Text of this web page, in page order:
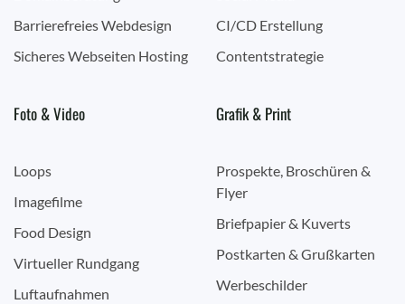
Barrierefreies Webdesign
Sicheres Webseiten Hosting
CI/CD Erstellung
Contentstrategie
Foto & Video
Loops
Imagefilme
Food Design
Virtueller Rundgang
Luftaufnahmen
Grafik & Print
Prospekte, Broschüren &
Flyer
Briefpapier & Kuverts
Postkarten & Grußkarten
Werbeschilder